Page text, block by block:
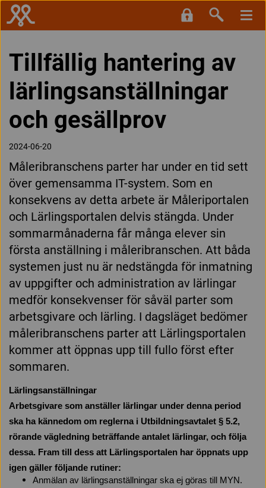
Tillfällig hantering av
lärlingsanställningar
och gesällprov
2024-06-20
Måleribranschens parter har under en tid sett
över gemensamma IT-system. Som en
konsekvens av detta arbete är Måleriportalen
och Lärlingsportalen delvis stängda. Under
sommarmånaderna får många elever sin
första anställning i måleribranschen. Att båda
systemen just nu är nedstängda för inmatning
av uppgifter och administration av lärlingar
medför konsekvenser för såväl parter som
arbetsgivare och lärling. I dagsläget bedömer
måleribranschens parter att Lärlingsportalen
kommer att öppnas upp till fullo först efter
sommaren.
Lärlingsanställningar
Arbetsgivare som anställer lärlingar under denna period
ska ha kännedom om reglerna i Utbildningsavtalet § 5.2,
rörande vägledning beträffande antalet lärlingar, och följa
dessa. Fram till dess att Lärlingsportalen har öppnats upp
igen gäller följande rutiner:
Anmälan av lärlingsanställningar ska ej göras till MYN.